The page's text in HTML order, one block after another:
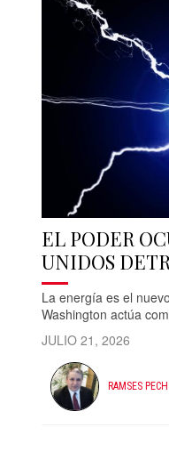
EL PODER
UNIDOS
La energía es el
Washington actúa
JULIO 21, 2026
RAMSES PECH